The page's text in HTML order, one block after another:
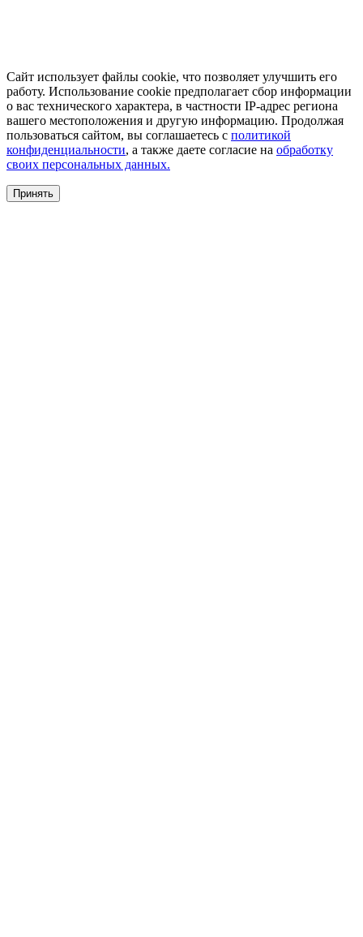
Сайт использует файлы cookie, что позволяет улучшить его
работу. Использование cookie предполагает сбор информации
о вас технического характера, в частности IP-адрес региона
вашего местоположения и другую информацию. Продолжая
пользоваться сайтом, вы соглашаетесь с политикой
конфиденциальности, а также даете согласие на обработку
своих персональных данных.
Принять